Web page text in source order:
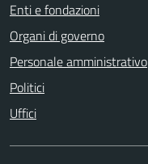
Enti e fondazioni
Organi di governo
Personale amministrativo
Politici
Uffici